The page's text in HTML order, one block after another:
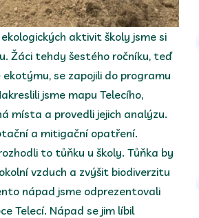
aktivit školy jsme si
Žáci tehdy šestého ročníku, teď
ekotýmu, se zapojili do programu
jsme mapu Telecího,
místa a provedli jejich analýzu.
a mitigační opatření.
to tůňku u školy. Tůňka by
vzduch a zvýšit biodiverzitu
nápad jsme odprezentovali
Telecí. Nápad se jim líbil